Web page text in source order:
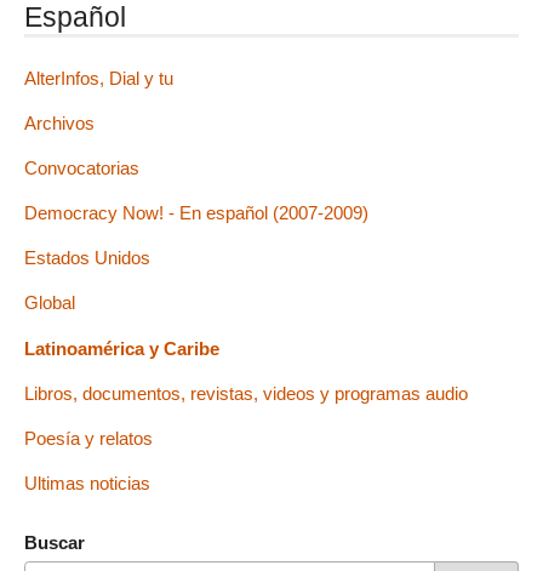
Español
AlterInfos, Dial y tu
Archivos
Convocatorias
Democracy Now! - En español (2007-2009)
Estados Unidos
Global
Latinoamérica y Caribe
Libros, documentos, revistas, videos y programas audio
Poesía y relatos
Ultimas noticias
Buscar